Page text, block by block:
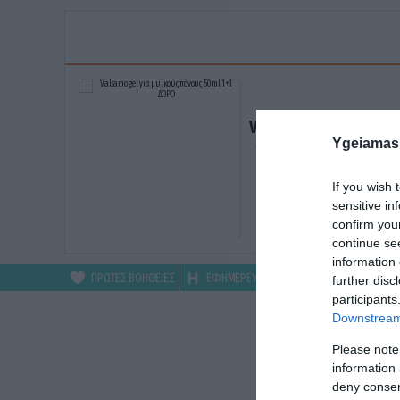
If you wish
sensitive
confirm
continue
information
further
Please
information
deny
Valsamo gel για
πόνους 50ml 1+1
ΑΓΟΡΑΣΕ ΤΟ
ΠΡΩΤΕΣ ΒΟΗΘΕΙΕΣ ΕΦΗΜΕΡΕΥΟΝΤΑ ΦΑΡΜΑΚΕΙΑ